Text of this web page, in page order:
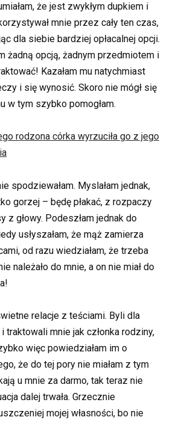
że jest zwykłym dupkiem i
mnie przez cały ten czas,
dla siebie bardziej opłacalnej opcji.
żadną opcją, żadnym przedmiotem i
Kazałam mu natychmiast
i się wynosić. Skoro nie mógł się
w tym szybko pomogłam.
rodzona córka wyrzuciła go z jego
spodziewałam. Myslałam jednak,
gorzej – będę płakać, z rozpaczy
z głowy. Podeszłam jednak do
usłyszałam, że mąż zamierza
od razu wiedziałam, że trzeba
należało do mnie, a on nie miał do
relacje z teściami. Byli dla
traktowali mnie jak członka rodziny,
więc powiedziałam im o
że do tej pory nie miałam z tym
u mnie za darmo, tak teraz nie
dalej trwała. Grzecznie
mojej własności, bo nie